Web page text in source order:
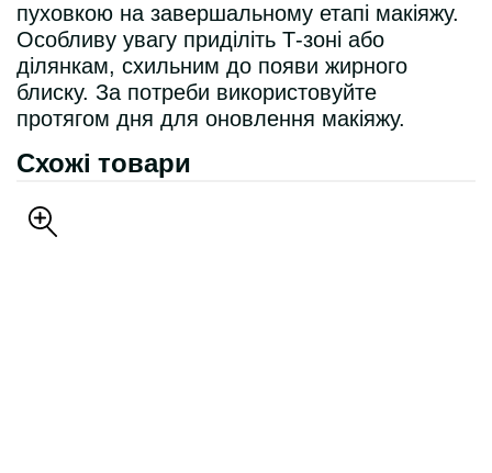
пуховкою на завершальному етапі макіяжу.
Особливу увагу приділіть Т-зоні або
ділянкам, схильним до появи жирного
блиску. За потреби використовуйте
протягом дня для оновлення макіяжу.
Схожі товари